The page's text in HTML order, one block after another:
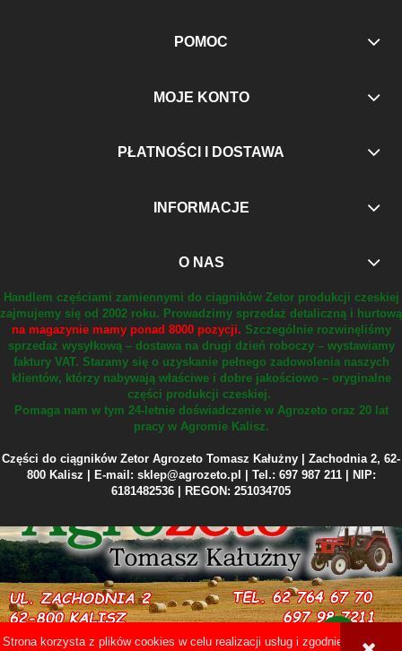
Strona korzysta z plików cookies w celu realizacji usług i zgodnie z
POMOC
MOJE KONTO
PŁATNOŚCI I DOSTAWA
INFORMACJE
O NAS
Handlem częściami zamiennymi do ciągników Zetor produkcji czeskiej
zajmujemy się od 2002 roku. Prowadzimy sprzedaż detaliczną i hurtową
na magazynie mamy ponad 8000 pozycji. Szczególnie rozwinęliśmy
sprzedaż wysyłkową – dostawa na drugi dzień roboczy – wystawiamy
faktury VAT. Staramy się o uzyskanie pełnego zadowolenia naszych
klientów, którzy nabywają właściwe i dobre jakościowo – oryginalne
części produkcji czeskiej.
Pomaga nam w tym 24-letnie doświadczenie w Agrozeto oraz 20 lat
pracy w Agromie Kalisz.
Części do ciągników Zetor Agrozeto Tomasz Kałużny | Zachodnia 2, 62-
800 Kalisz | E-mail: sklep@agrozeto.pl | Tel.: 697 987 211 | NIP:
6181482536 | REGON: 251034705